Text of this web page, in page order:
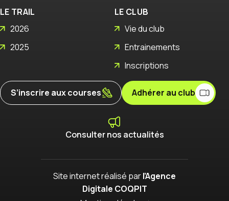
LE TRAIL
2026
2025
LE CLUB
Vie du club
Entrainements
Inscriptions
S’inscrire aux courses Adhérer au club
Consulter nos actualités
Site internet réalisé parl’Agence
Digitale COQPIT